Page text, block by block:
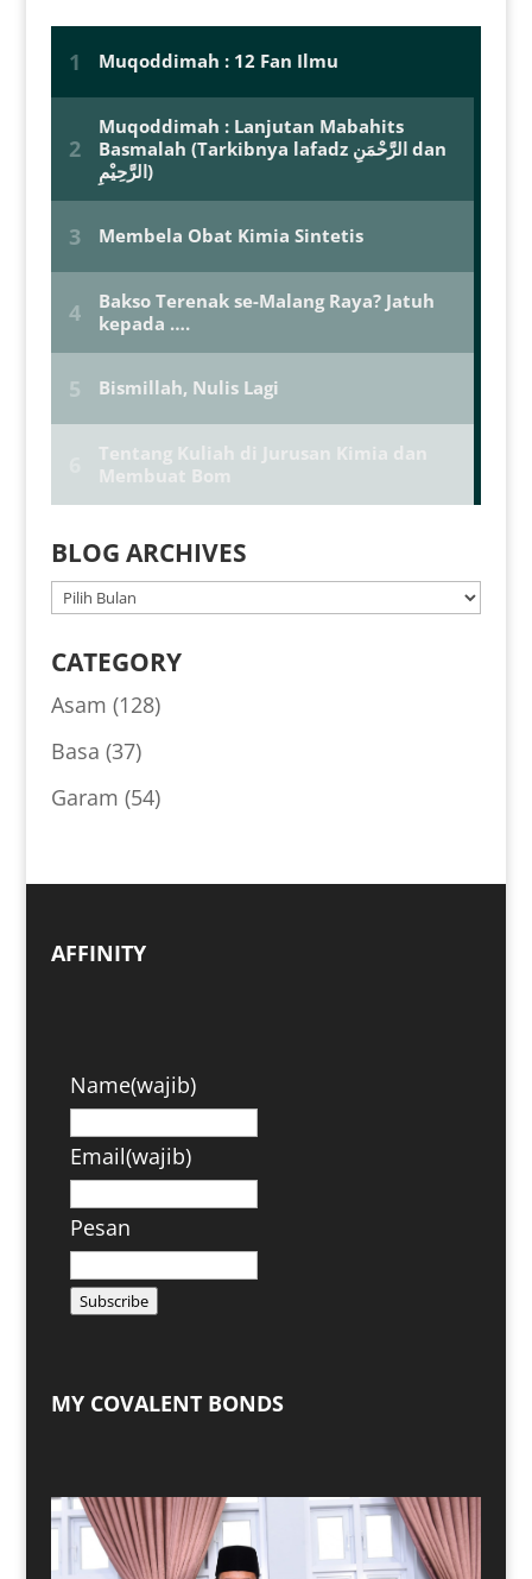
BLOG ARCHIVES
BLOG
CATEGORY
Asam (128)
Basa (37)
Garam (54)
AFFINITY
Name(wajib)
Email(wajib)
Pesan
Subscribe
MY COVALENT BONDS